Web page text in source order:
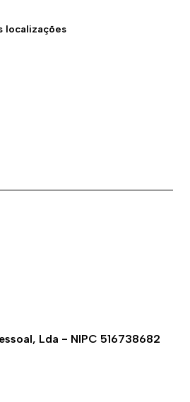
localizações
Lda - NIPC 516738682